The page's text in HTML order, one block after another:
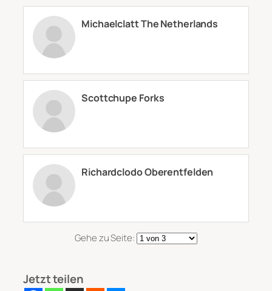
Michaelclatt The Netherlands
Scottchupe Forks
Richardclodo Oberentfelden
Gehe zu Seite:
Jetzt teilen